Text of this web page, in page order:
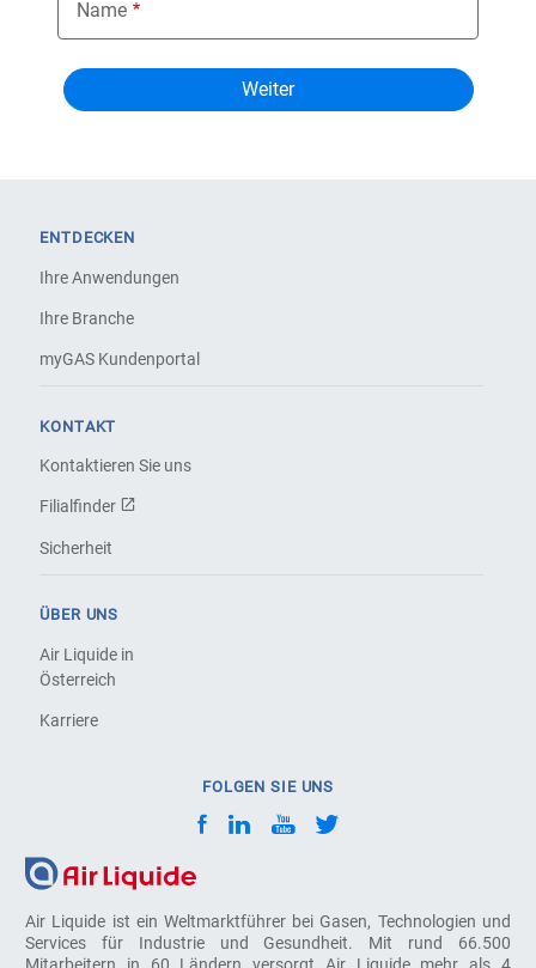
Name
Air Liquide ist ein Weltmarktführer bei Gasen, Technologien und
Services für Industrie und Gesundheit. Mit rund 66.500
ENTDECKEN
Ihre Anwendungen
Ihre Branche
myGAS Kundenportal
KONTAKT
Kontaktieren Sie uns
Filialfinder
Sicherheit
ÜBER UNS
Air Liquide in
Österreich
Karriere
FOLGEN SIE UNS